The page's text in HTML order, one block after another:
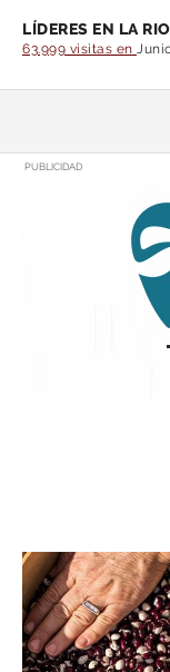
LÍDERES EN LA
63.999 visitas en
PUBLICIDAD